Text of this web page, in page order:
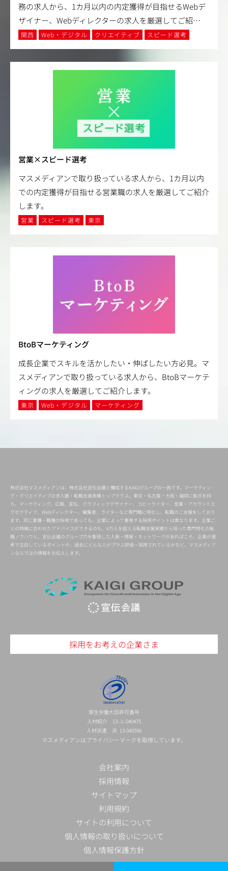
務の求人から、1カ月以内の内定獲得が目指せるWebデ
ザイナー、Webディレクターの求人を厳選してご紹…
関西 Web・デジタル クリエイティブ スピード選考
営業×スピード選考
マスメディアンで取り扱っている求人から、1カ月以内
での内定獲得が目指せる営業職の求人を厳選してご紹介
します。
営業 スピード選考 東京
BtoBマーケティング
成長企業でスキルを活かしたい・伸ばしたい方必見。マ
スメディアンで取り扱っている求人から、BtoBマーケテ
ィングの求人を厳選してご紹介します。
東京 Web・デジタル マーケティング
株式会社マスメディアンは、株式会社宣伝会議と構成するKAIGIグループの一員です。マーケティン
グ・クリエイティブの求人数・転職支援実績トップクラス。東京・名古屋・大阪・福岡に拠点を持
ち、マーケティング、広報、宣伝、グラフィックデザイナー、コピーライター、営業・アカウントエ
グゼクティブ、Webディレクター、編集者、ライターなど専門職に特化し、転職のご支援をしており
ます。同じ業種・職種の採用であっても、企業によって重視する採用ポイントは異なります。企業ご
との特徴に合わせたアドバイスができるのも、6万人を超える転職支援実績から培った専門特化の転
職ノウハウと、宣伝会議のグループ力を駆使した人脈・情報・ネットワークがあればこそ。企業が選
考で注目しているポイントや、過去にどんな人がプラス評価・採用されているかなど、マスメディア
ンならではの情報をお伝えします。
採用をお考えの企業さま
厚生労働大臣許可番号
人材紹介 13-ユ-040475
人材派遣 派 13-040596
マスメディアンはプライバシーマークを取得しています。
会社案内
採用情報
サイトマップ
利用規約
サイトの利用について
個人情報の取り扱いについて
個人情報保護方針